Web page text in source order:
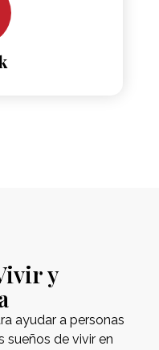
y
ayudar a personas
sueños de vivir en